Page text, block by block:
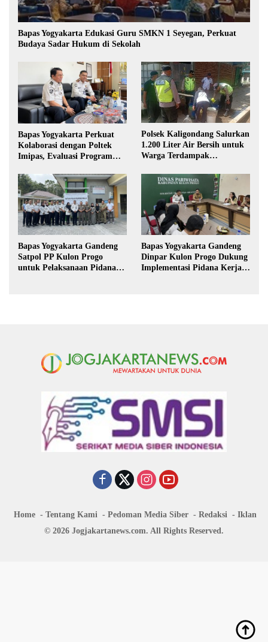
Bapas Yogyakarta Edukasi Guru SMKN 1 Seyegan, Perkuat
Budaya Sadar Hukum di Sekolah
Bapas Yogyakarta Perkuat
Kolaborasi dengan Poltek
Imipas, Evaluasi Program
Polsek Kaligondang Salurkan
1.200 Liter Air Bersih untuk
Warga Terdampak
Bapas Yogyakarta Gandeng
Satpol PP Kulon Progo
untuk Pelaksanaan Pidana
Bapas Yogyakarta Gandeng
Dinpar Kulon Progo Dukung
Implementasi Pidana Kerja
Home Tentang Kami Pedoman Media Siber Redaksi
Iklan
© 2026 Jogjakartanews.com. All Rights Reserved.